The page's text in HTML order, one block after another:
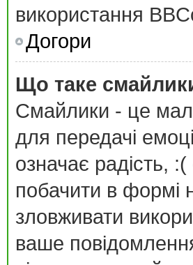
використання
Догори
Що таке
Смайлики - це
для передачі
означає радість,
побачити в формі
зловживати
ваше